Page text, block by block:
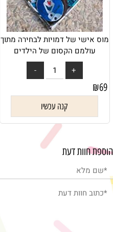
מוס אישי של דמויות לבחירה מתוך
עולמם הקסום של הילדים
₪69
קנה עכשיו
הוספת חוות דעת